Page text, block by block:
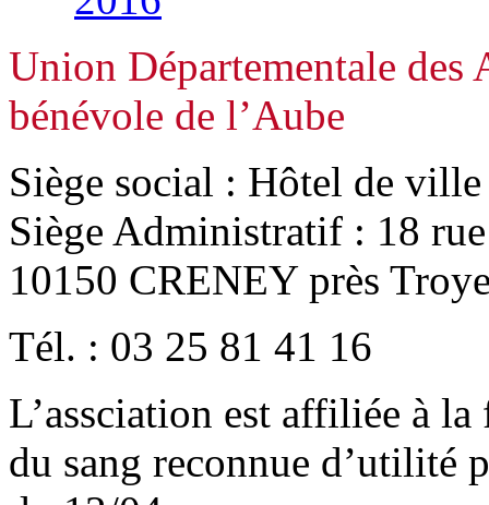
Union Départementale des
bénévole de l’Aube
Siège social : Hôtel de
Siège Administratif : 18 rue
10150 CRENEY près
Tél. : 03 25 81 41 16
L’assciation est affiliée à
du sang reconnue d’utilité